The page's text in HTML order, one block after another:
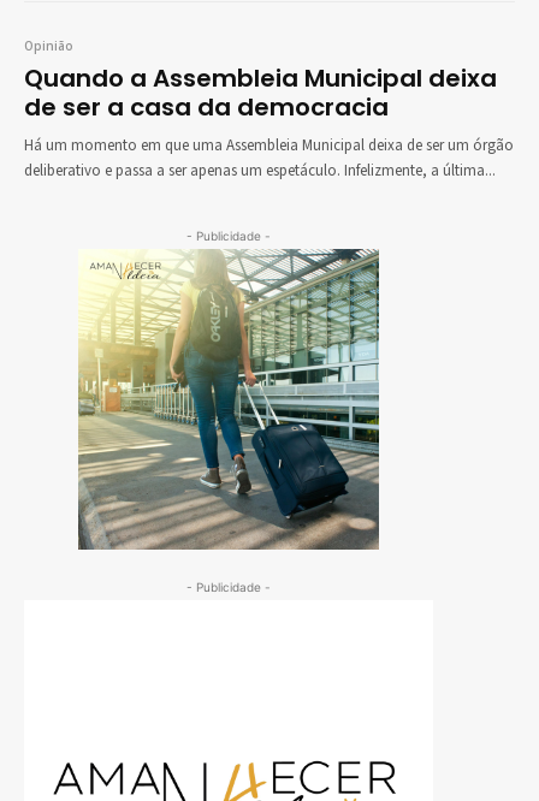
Opinião
Quando a Assembleia Municipal deixa
de ser a casa da democracia
Há um momento em que uma Assembleia Municipal deixa de ser um órgão
deliberativo e passa a ser apenas um espetáculo. Infelizmente, a última...
- Publicidade -
- Publicidade -